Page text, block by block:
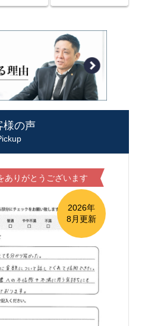
様の声
ありがとうございます
2026年
8月更新